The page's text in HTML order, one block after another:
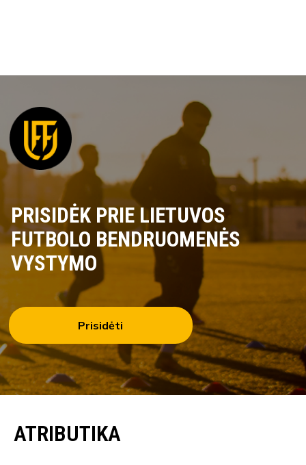
PRISIDĖK PRIE LIETUVOS
FUTBOLO BENDRUOMENĖS
VYSTYMO
Prisidėti
ATRIBUTIKA